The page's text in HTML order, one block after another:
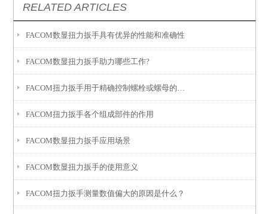
RELATED ARTICLES
FACOM数显扭力扳手具有优异的性能和准确性
FACOM数显扭力扳手助力哪些工作?
FACOM扭力扳手各个组成部件的作用
FACOM数显扭力扳手应用场景
FACOM数显扭力扳手的使用意义
FACOM扭力扳手测量数值偏大的原因是什么？